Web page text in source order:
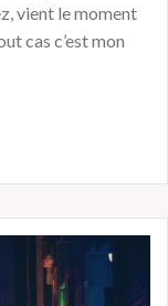
vient le moment
cas c’est mon